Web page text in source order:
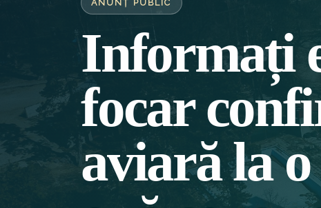
ANUNȚ PUBLIC
Informați
focar
aviară la